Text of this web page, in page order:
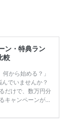
ン・特典ラン
較
から始める？」
んでいませんか？
だけで、数万円分
キャンペーンがあ
まうことも……。